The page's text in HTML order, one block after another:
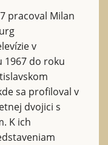
pracoval Milan
v
1967 do roku
sa profiloval v
dvojici s
K ich